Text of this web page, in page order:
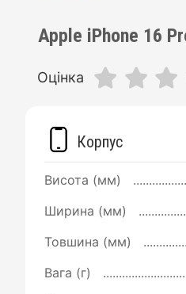
Apple iPhone 16
Оцінка
Корпус
Висота (мм)
Ширина (мм)
Товшина (мм)
Вага (г)